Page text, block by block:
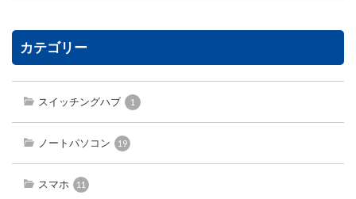
カテゴリー
スイッチングハブ 1
ノートパソコン 19
スマホ 11